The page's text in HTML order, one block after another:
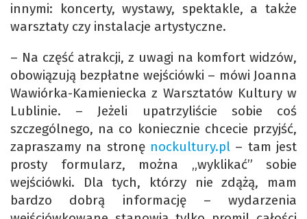
innymi: koncerty, wystawy, spektakle, a także
warsztaty czy instalacje artystyczne.
– Na część atrakcji, z uwagi na komfort widzów,
obowiązują bezpłatne wejściówki – mówi Joanna
Wawiórka-Kamieniecka z Warsztatów Kultury w
Lublinie. – Jeżeli upatrzyliście sobie coś
szczególnego, na co koniecznie chcecie przyjść,
zapraszamy na stronę nockultury.pl – tam jest
prosty formularz, można „wyklikać” sobie
wejściówki. Dla tych, którzy nie zdążą, mam
bardzo dobrą informację – wydarzenia